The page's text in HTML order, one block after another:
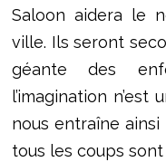
Saloon aidera le
ville. Ils seront
géante des
l’imagination
nous entraîne
tous les coups sont